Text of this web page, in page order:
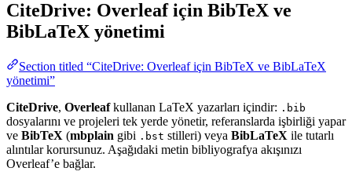
CiteDrive: Overleaf için BibTeX ve
BibLaTeX yönetimi
Section titled “CiteDrive: Overleaf için BibTeX ve BibLaTeX
yönetimi”
CiteDrive, Overleafkullanan LaTeX yazarları içindir: .bib
dosyalarını ve projeleri tek yerde yönetir, referanslarda işbirliği yapar
ve BibTeX (mbplain gibi .bst stilleri) veya BibLaTeX ile tutarlı
alıntılar korursunuz. Aşağıdaki metin bibliyografya akışınızı
Overleaf’e bağlar.